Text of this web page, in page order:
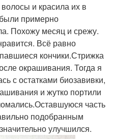
и красила их в
примерно
Похожу месяц и срежу.
Всё равно
кончики.Стрижка
окрашивания. Тогда я
с остатками биозавивки,
и жутко портили
часть
подобранным
улучшился.